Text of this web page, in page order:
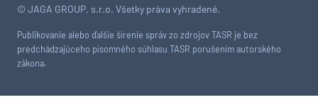
© JAGA GROUP, s.r.o. Všetky práva vyhradené.
Publikovanie alebo ďalšie šírenie správ zo zdrojov TASR je bez
predchádzajúceho písomného súhlasu TASR porušením autorského
zákona.